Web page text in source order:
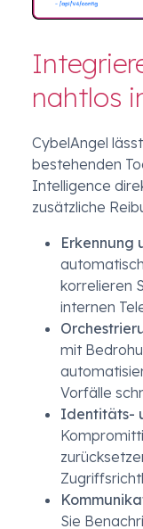
nahtlos
CybelAngel
bestehenden
Intelligence
zusätzliche
Erkennung
korrelieren
internen
mit
Vorfälle
Identitäts-
Sie